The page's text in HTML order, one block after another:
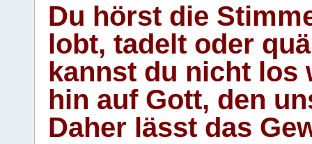
Du hörst die
lobt, tadelt oder
kannst du nicht los
hin auf Gott, den
Daher lässt das